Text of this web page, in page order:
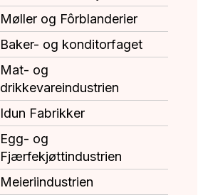
Møller og Fôrblanderier
Baker- og konditorfaget
Mat- og
drikkevareindustrien
Idun Fabrikker
Egg- og
Fjærfekjøttindustrien
Meieriindustrien